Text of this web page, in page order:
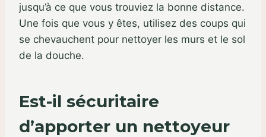
jusqu’à ce que vous trouviez la bonne distance.
Une fois que vous y êtes, utilisez des coups qui
se chevauchent pour nettoyer les murs et le sol
de la douche.
Est-il sécuritaire
d’apporter un nettoyeur